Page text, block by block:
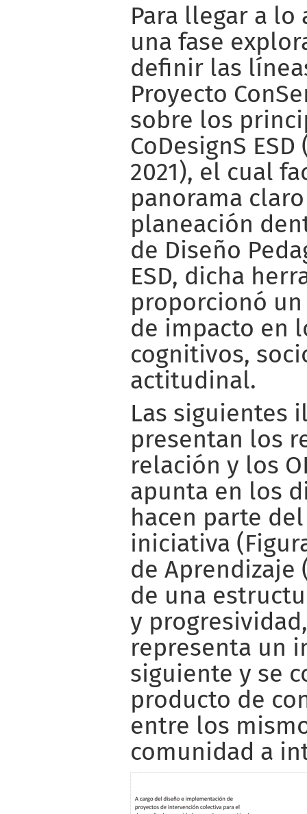
Para llegar a
una fase
definir las
Proyecto
sobre los
CoDesignS ESD
2021), el cual
panorama
planeación
de Diseño
ESD, dicha
proporcionó un
de impacto en
cognitivos,
actitudinal.
Las siguientes
presentan los
relación y los
apunta en los
hacen parte
iniciativa
de Aprendizaje
de una
y
representa un
siguiente y se
producto de
entre los
comunidad a